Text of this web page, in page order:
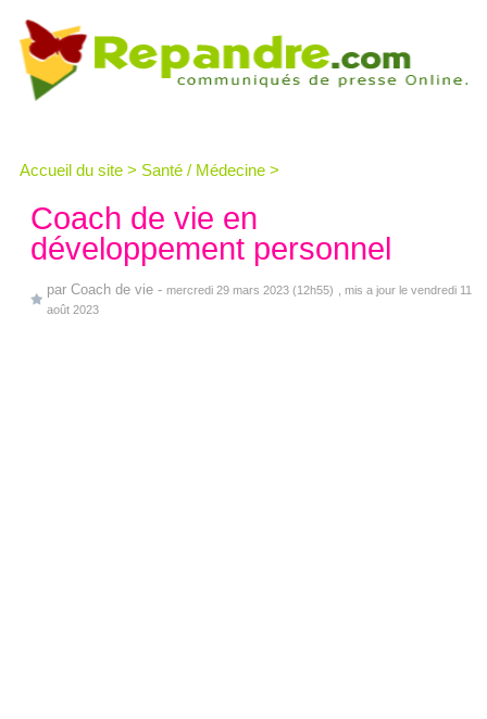
Accueil du site > Santé / Médecine >
Coach de vie en
développement personnel
par Coach de vie - mercredi 29 mars 2023 (12h55)
, mis a jour le vendredi 11
août 2023